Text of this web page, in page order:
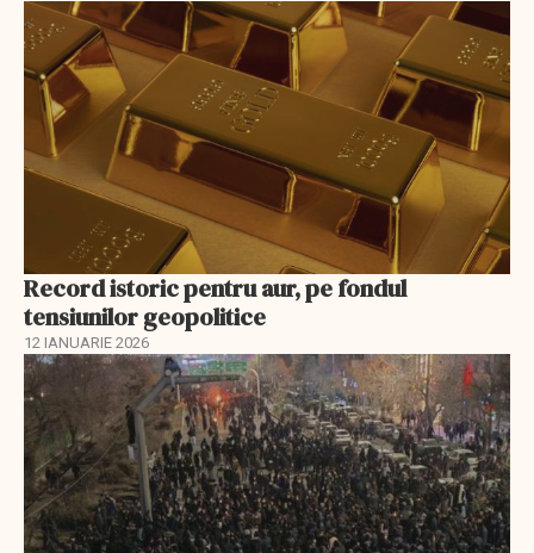
Record istoric pentru aur, pe fondul
tensiunilor geopolitice
12 IANUARIE 2026